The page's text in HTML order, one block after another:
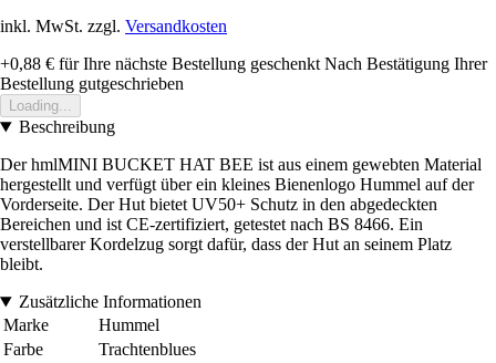
inkl. MwSt. zzgl. Versandkosten
+0,88 € für Ihre nächste Bestellung geschenkt Nach Bestätigung Ihrer
Bestellung gutgeschrieben
Loading...
Beschreibung
Der hmlMINI BUCKET HAT BEE ist aus einem gewebten Material
hergestellt und verfügt über ein kleines Bienenlogo Hummel auf der
Vorderseite. Der Hut bietet UV50+ Schutz in den abgedeckten
Bereichen und ist CE-zertifiziert, getestet nach BS 8466. Ein
verstellbarer Kordelzug sorgt dafür, dass der Hut an seinem Platz
bleibt.
Zusätzliche Informationen
Marke
Hummel
Farbe
Trachtenblues